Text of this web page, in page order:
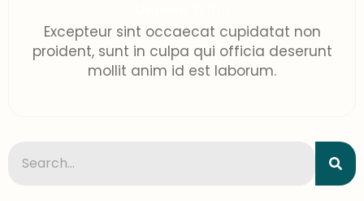
Excepteur sint occaecat cupidatat non
proident, sunt in culpa qui officia deserunt
mollit anim id est laborum.